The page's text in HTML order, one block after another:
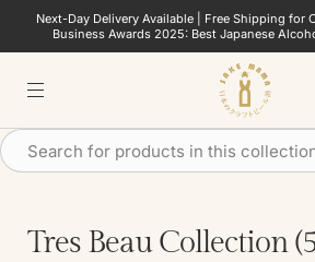
Next-Day Delivery Available | Free Shipping for
Business Awards 2025: Best Japanese
Tres Beau Collection